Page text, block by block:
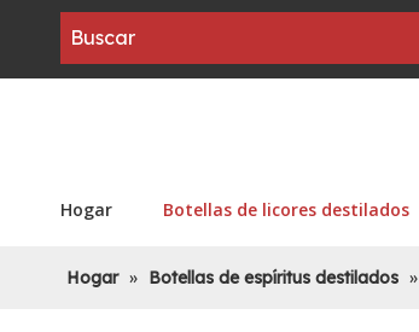
Hogar Botellas de licores destilados
Hogar » Botellas de espíritus destilados »